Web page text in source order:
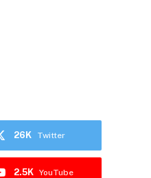
Twitter
26K
YouTube
2.5K